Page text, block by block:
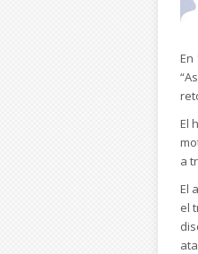
En
El
a
El
el